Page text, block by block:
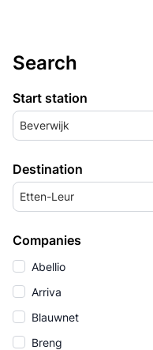
Search
Start station
Beverwijk
Destination
Etten-Leur
Companies
Abellio
Arriva
Blauwnet
Breng